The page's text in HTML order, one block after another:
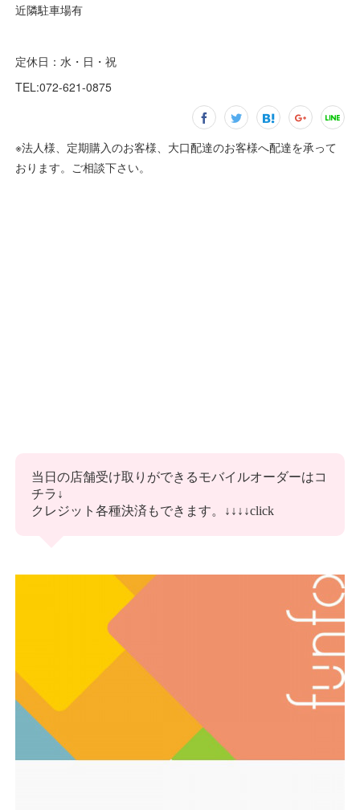
近隣駐車場有
定休日：水・日・祝
TEL:072-621-0875
※法人様、定期購入のお客様、大口配達のお客様へ配達を承って
おります。ご相談下さい。